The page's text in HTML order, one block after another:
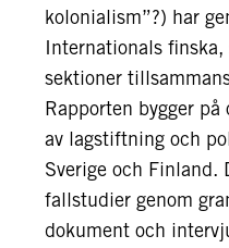
kolonialism”?) har
Internationals finska,
sektioner
Rapporten bygger
av lagstiftning och
Sverige och Finland.
fallstudier genom
dokument och